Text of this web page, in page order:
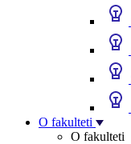
O fakulteti
O fakulteti